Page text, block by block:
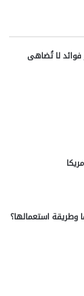
فوائد لا تُضاهى
وطريقة استعمالها؟